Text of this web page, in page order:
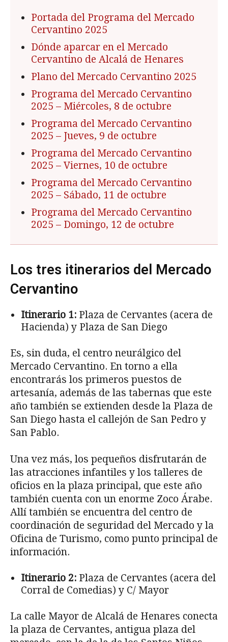
Portada del Programa del Mercado
Cervantino 2025
Dónde aparcar en el Mercado
Cervantino de Alcalá de Henares
Plano del Mercado Cervantino 2025
Programa del Mercado Cervantino
2025 – Miércoles, 8 de octubre
Programa del Mercado Cervantino
2025 – Jueves, 9 de octubre
Programa del Mercado Cervantino
2025 – Viernes, 10 de octubre
Programa del Mercado Cervantino
2025 – Sábado, 11 de octubre
Programa del Mercado Cervantino
2025 – Domingo, 12 de octubre
Los tres itinerarios del Mercado
Cervantino
Itinerario 1: Plaza de Cervantes (acera de
Hacienda) y Plaza de San Diego
Es, sin duda, el centro neurálgico del
Mercado Cervantino. En torno a ella
encontrarás los primeros puestos de
artesanía, además de las tabernas que este
año también se extienden desde la Plaza de
San Diego hasta el callejón de San Pedro y
San Pablo.
Una vez más, los pequeños disfrutarán de
las atracciones infantiles y los talleres de
oficios en la plaza principal, que este año
también cuenta con un enorme Zoco Árabe.
Allí también se encuentra del centro de
coordinación de seguridad del Mercado y la
Oficina de Turismo, como punto principal de
información.
Itinerario 2: Plaza de Cervantes (acera del
Corral de Comedias) y C/ Mayor
La calle Mayor de Alcalá de Henares conecta
la plaza de Cervantes, antigua plaza del